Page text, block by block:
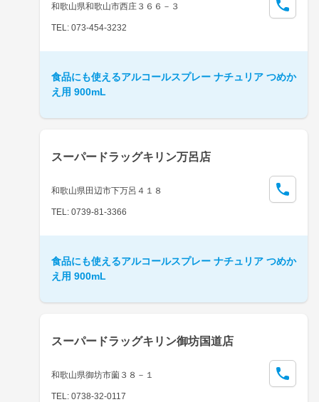
和歌山県和歌山市西庄３６６－３
TEL: 073-454-3232
食品にも使えるアルコールスプレー ナチュリア つめか
え用 900mL
スーパードラッグキリン万呂店
和歌山県田辺市下万呂４１８
TEL: 0739-81-3366
食品にも使えるアルコールスプレー ナチュリア つめか
え用 900mL
スーパードラッグキリン御坊国道店
和歌山県御坊市薗３８－１
TEL: 0738-32-0117